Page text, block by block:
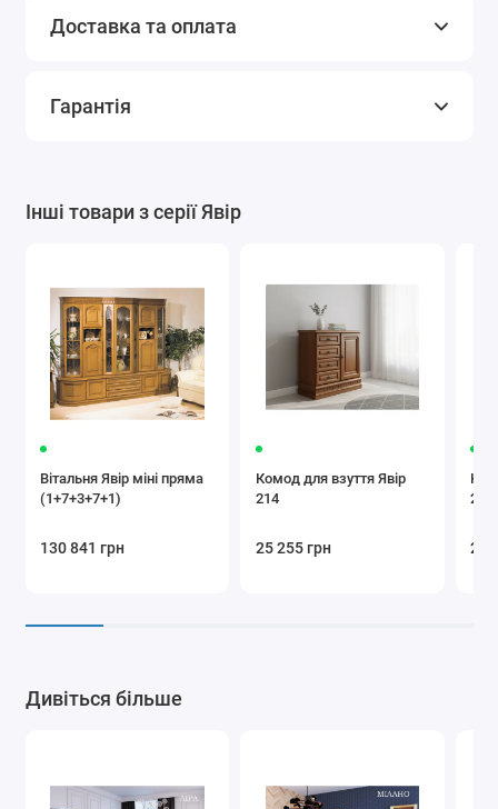
Доставка та оплата
Гарантія
Інші товари з серії Явір
Вітальня Явір міні пряма
(1+7+3+7+1)
130 841 грн
Комод для взуття Явір
214
25 255 грн
222
25
Дивіться більше